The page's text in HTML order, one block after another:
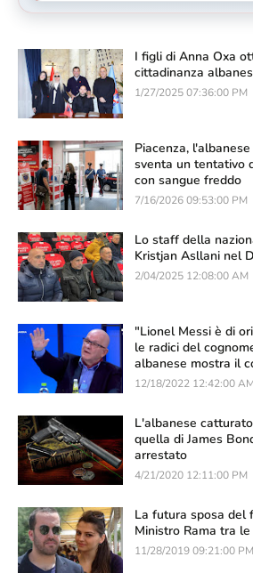
I figli di Anna Oxa
cittadinanza
1/27/2025 07:36:00 PM
Piacenza,
sventa un tentativo
con sangue freddo
7/16/2026 09:53:00 PM
Lo staff della
Kristjan Asllani nel
2/04/2025 12:08:00 AM
"Lionel Messi è di
le radici del
albanese mostra il
12/18/2022 12:42:00 AM
L'albanese
quella di James
arrestato
4/21/2020 12:11:00 PM
La futura sposa del
Ministro Rama tra
11/28/2019 09:21:00 PM